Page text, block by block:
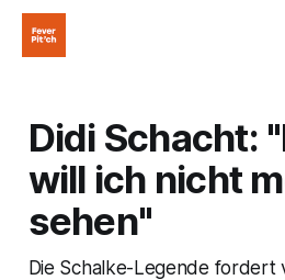
Didi Schacht:
will ich nicht
sehen"
Die Schalke-Legende fordert